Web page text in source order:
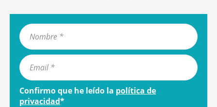
Confirmo que he leído la política de
privacidad*